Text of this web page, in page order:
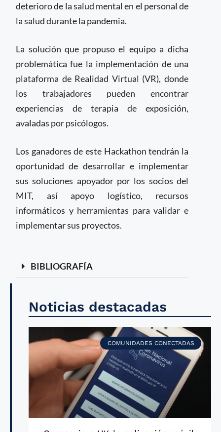
deterioro de la salud mental en el personal de
la salud durante la pandemia.
La solución que propuso el equipo a dicha
problemática fue la implementación de una
plataforma de Realidad Virtual (VR), donde
los trabajadores pueden encontrar
experiencias de terapia de exposición,
avaladas por psicólogos.
Los ganadores de este Hackathon tendrán la
oportunidad de desarrollar e implementar
sus soluciones apoyador por los socios del
MIT, así apoyo logístico, recursos
informáticos y herramientas para validar e
implementar sus proyectos.
BIBLIOGRAFÍA
Noticias destacadas
COMUNIDADES CONECTADAS